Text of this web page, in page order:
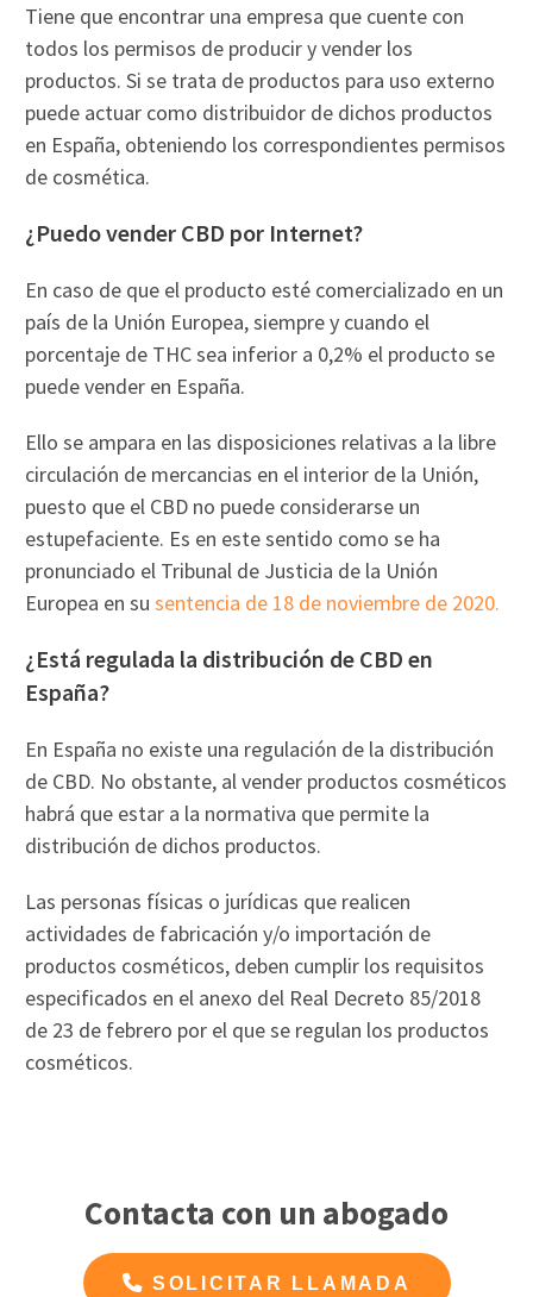
Tiene que encontrar una empresa que cuente con
todos los permisos de producir y vender los
productos. Si se trata de productos para uso externo
puede actuar como distribuidor de dichos productos
en España, obteniendo los correspondientes permisos
de cosmética.
¿Puedo vender CBD por Internet?
En caso de que el producto esté comercializado en un
país de la Unión Europea, siempre y cuando el
porcentaje de THC sea inferior a 0,2% el producto se
puede vender en España.
Ello se ampara en las disposiciones relativas a la libre
circulación de mercancias en el interior de la Unión,
puesto que el CBD no puede considerarse un
estupefaciente. Es en este sentido como se ha
pronunciado el Tribunal de Justicia de la Unión
Europea en susentencia de 18 de noviembre de 2020.
¿Está regulada la distribución de CBD en
España?
En España no existe una regulación de la distribución
de CBD. No obstante, al vender productos cosméticos
habrá que estar a la normativa que permite la
distribución de dichos productos.
Las personas físicas o jurídicas que realicen
actividades de fabricación y/o importación de
productos cosméticos, deben cumplir los requisitos
especificados en el anexo del Real Decreto 85/2018
de 23 de febrero por el que se regulan los productos
cosméticos.
Contacta con un abogado
SOLICITAR LLAMADA